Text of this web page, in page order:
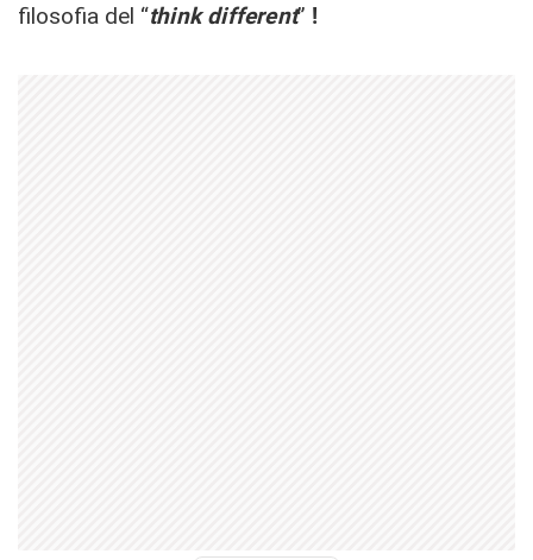
filosofia del “think different” !